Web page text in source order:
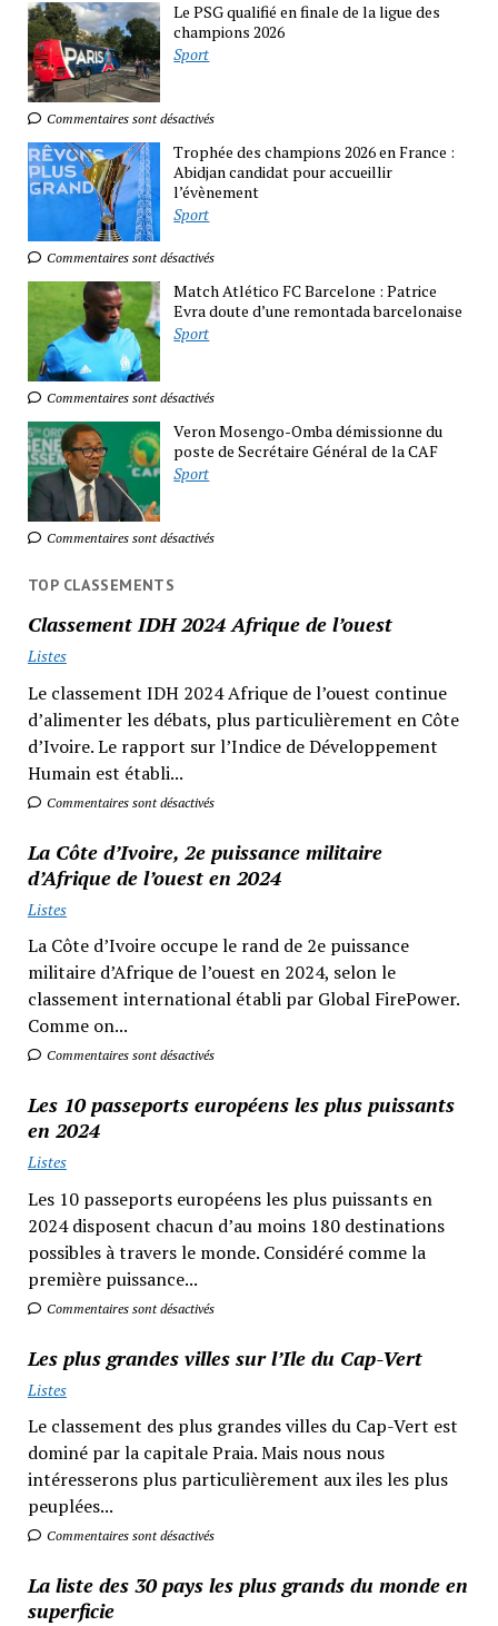
Le PSG qualifié en finale de la ligue des
champions 2026
Sport
Commentaires sont désactivés
Trophée des champions 2026 en France :
Abidjan candidat pour accueillir
l’évènement
Sport
Commentaires sont désactivés
Match Atlético FC Barcelone : Patrice
Evra doute d’une remontada barcelonaise
Sport
Commentaires sont désactivés
Veron Mosengo-Omba démissionne du
poste de Secrétaire Général de la CAF
Sport
Commentaires sont désactivés
TOP CLASSEMENTS
Classement IDH 2024 Afrique de l’ouest
Listes
Le classement IDH 2024 Afrique de l’ouest continue
d’alimenter les débats, plus particulièrement en Côte
d’Ivoire. Le rapport sur l’Indice de Développement
Humain est établi...
Commentaires sont désactivés
La Côte d’Ivoire, 2e puissance militaire
d’Afrique de l’ouest en 2024
Listes
La Côte d’Ivoire occupe le rand de 2e puissance
militaire d’Afrique de l’ouest en 2024, selon le
classement international établi par Global FirePower.
Comme on...
Commentaires sont désactivés
Les 10 passeports européens les plus puissants
en 2024
Listes
Les 10 passeports européens les plus puissants en
2024 disposent chacun d’au moins 180 destinations
possibles à travers le monde. Considéré comme la
première puissance...
Commentaires sont désactivés
Les plus grandes villes sur l’Ile du Cap-Vert
Listes
Le classement des plus grandes villes du Cap-Vert est
dominé par la capitale Praia. Mais nous nous
intéresserons plus particulièrement aux iles les plus
peuplées...
Commentaires sont désactivés
La liste des 30 pays les plus grands du monde en
superficie